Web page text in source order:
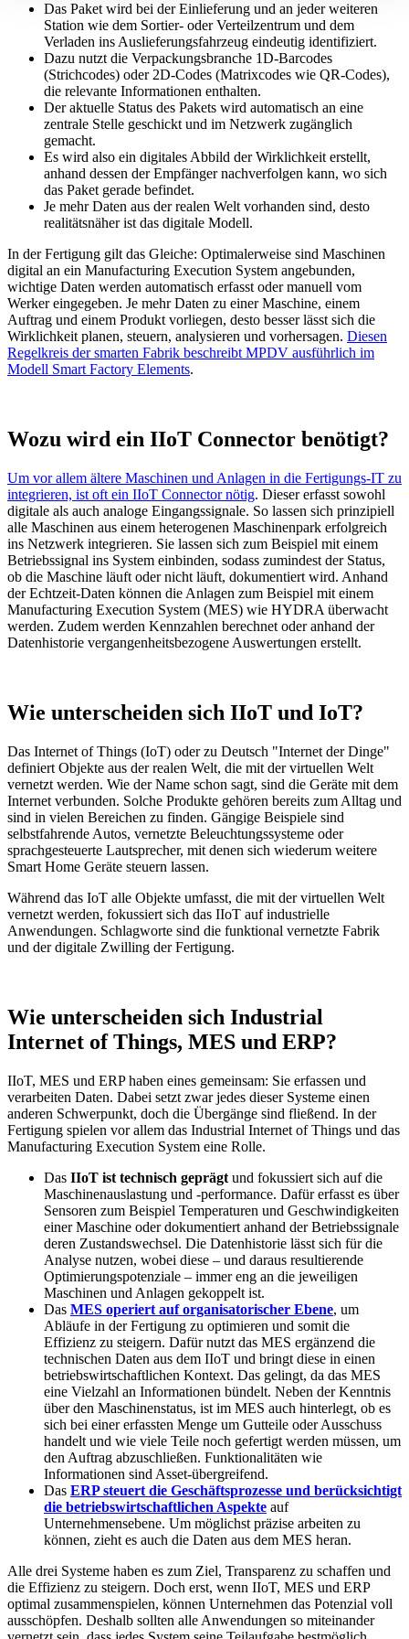
Das Paket wird bei der Einlieferung und an jeder weiteren
Station wie dem Sortier- oder Verteilzentrum und dem
Verladen ins Auslieferungsfahrzeug eindeutig identifiziert.
Dazu nutzt die Verpackungsbranche 1D-Barcodes
(Strichcodes) oder 2D-Codes (Matrixcodes wie QR-Codes),
die relevante Informationen enthalten.
Der aktuelle Status des Pakets wird automatisch an eine
zentrale Stelle geschickt und im Netzwerk zugänglich
gemacht.
Es wird also ein digitales Abbild der Wirklichkeit erstellt,
anhand dessen der Empfänger nachverfolgen kann, wo sich
das Paket gerade befindet.
Je mehr Daten aus der realen Welt vorhanden sind, desto
realitätsnäher ist das digitale Modell.
In der Fertigung gilt das Gleiche: Optimalerweise sind Maschinen
digital an ein Manufacturing Execution System angebunden,
wichtige Daten werden automatisch erfasst oder manuell vom
Werker eingegeben. Je mehr Daten zu einer Maschine, einem
Auftrag und einem Produkt vorliegen, desto besser lässt sich die
Wirklichkeit planen, steuern, analysieren und vorhersagen. Diesen
Regelkreis der smarten Fabrik beschreibt MPDV ausführlich im
Modell Smart Factory Elements.
Wozu wird ein IIoT Connector benötigt?
Um vor allem ältere Maschinen und Anlagen in die Fertigungs-IT zu
integrieren, ist oft ein IIoT Connector nötig. Dieser erfasst sowohl
digitale als auch analoge Eingangssignale. So lassen sich prinzipiell
alle Maschinen aus einem heterogenen Maschinenpark erfolgreich
ins Netzwerk integrieren. Sie lassen sich zum Beispiel mit einem
Betriebssignal ins System einbinden, sodass zumindest der Status,
ob die Maschine läuft oder nicht läuft, dokumentiert wird. Anhand
der Echtzeit-Daten können die Anlagen zum Beispiel mit einem
Manufacturing Execution System (MES) wie HYDRA überwacht
werden. Zudem werden Kennzahlen berechnet oder anhand der
Datenhistorie vergangenheitsbezogene Auswertungen erstellt.
Wie unterscheiden sich IIoT und IoT?
Das Internet of Things (IoT) oder zu Deutsch "Internet der Dinge"
definiert Objekte aus der realen Welt, die mit der virtuellen Welt
vernetzt werden. Wie der Name schon sagt, sind die Geräte mit dem
Internet verbunden. Solche Produkte gehören bereits zum Alltag und
sind in vielen Bereichen zu finden. Gängige Beispiele sind
selbstfahrende Autos, vernetzte Beleuchtungssysteme oder
sprachgesteuerte Lautsprecher, mit denen sich wiederum weitere
Smart Home Geräte steuern lassen.
Während das IoT alle Objekte umfasst, die mit der virtuellen Welt
vernetzt werden, fokussiert sich das IIoT auf industrielle
Anwendungen. Schlagworte sind die funktional vernetzte Fabrik
und der digitale Zwilling der Fertigung.
Wie unterscheiden sich Industrial
Internet of Things, MES und ERP?
IIoT, MES und ERP haben eines gemeinsam: Sie erfassen und
verarbeiten Daten. Dabei setzt zwar jedes dieser Systeme einen
anderen Schwerpunkt, doch die Übergänge sind fließend. In der
Fertigung spielen vor allem das Industrial Internet of Things und das
Manufacturing Execution System eine Rolle.
Das IIoT ist technisch geprägt und fokussiert sich auf die
Maschinenauslastung und -performance. Dafür erfasst es über
Sensoren zum Beispiel Temperaturen und Geschwindigkeiten
einer Maschine oder dokumentiert anhand der Betriebssignale
deren Zustandswechsel. Die Datenhistorie lässt sich für die
Analyse nutzen, wobei diese – und daraus resultierende
Optimierungspotenziale – immer eng an die jeweiligen
Maschinen und Anlagen gekoppelt ist.
Das MES operiert auf organisatorischer Ebene, um
Abläufe in der Fertigung zu optimieren und somit die
Effizienz zu steigern. Dafür nutzt das MES ergänzend die
technischen Daten aus dem IIoT und bringt diese in einen
betriebswirtschaftlichen Kontext. Das gelingt, da das MES
eine Vielzahl an Informationen bündelt. Neben der Kenntnis
über den Maschinenstatus, ist im MES auch hinterlegt, ob es
sich bei einer erfassten Menge um Gutteile oder Ausschuss
handelt und wie viele Teile noch gefertigt werden müssen, um
den Auftrag abzuschließen. Funktionalitäten wie
Informationen sind Asset-übergreifend.
Das ERP steuert die Geschäftsprozesse und berücksichtigt
die betriebswirtschaftlichen Aspekte auf
Unternehmensebene. Um möglichst präzise arbeiten zu
können, zieht es auch die Daten aus dem MES heran.
Alle drei Systeme haben es zum Ziel, Transparenz zu schaffen und
die Effizienz zu steigern. Doch erst, wenn IIoT, MES und ERP
optimal zusammenspielen, können Unternehmen das Potenzial voll
ausschöpfen. Deshalb sollten alle Anwendungen so miteinander